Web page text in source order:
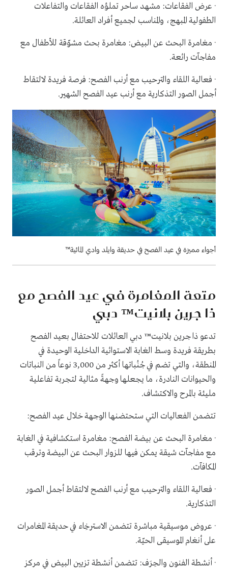
· عرض الفقاعات: مشهد ساحر تملؤه الفقاعات والتفاعلات
الطفولية المبهج، والمناسب لجميع أفراد العائلة.
· مغامرة البحث عن البيض: مغامرة بحث مشوّقة للأطفال مع
مفاجآت رائعة.
· فعالية اللقاء والترحيب مع أرنب الفصح: فرصة فريدة لالتقاط
أجمل الصور التذكارية مع أرنب عيد الفصح الشهير.
أجواء مميزة في عيد الفصح في حديقة وايلد وادي المائية™
متعة المغامرة في عيد الفصح مع
ذا جرين بلانيت™ دبي
تدعو ذا جرين بلانيت™ دبي العائلات للاحتفال بعيد الفصح
بطريقة فريدة وسط الغابة الاستوائية الداخلية الوحيدة في
المنطقة، والتي تضم في جُنُباتها أكثر من 3,000 نوعاً من النباتات
والحيوانات النادرة، ما يجعلها وجهةً مثالية لتجربة تفاعلية
مليئة بالمرح والاكتشاف.
تتضمن الفعاليات التي ستحتضنها الوجهة خلال عيد الفصح:
· مغامرة البحث عن بيضة الفصح: مغامرة استكشافية في الغابة
مع مفاجآت شيقة يمكن فيها للزوار البحث عن البيضة وترقب
المكافآت.
· فعالية اللقاء والترحيب مع أرنب الفصح لالتقاط أجمل الصور
التذكارية.
· عروض موسيقية مباشرة تتضمن الاسترخِاء في حديقة المغامرات
على أنغام الموسيقى الحيّة.
· أنشطة الفنون والحِرَف: تتضمن أنشطة تزيين البيض في مركز